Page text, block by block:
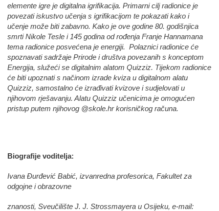
elemente igre je digitalna igrifikacija. Primarni cilj radionice je
povezati iskustvo učenja s igrifikacijom te pokazati kako i
učenje može biti zabavno. Kako je ove godine 80. godišnjica
smrti Nikole Tesle i 145 godina od rođenja Franje Hannamana
tema radionice posvećena je energiji. Polaznici radionice će
spoznavati sadržaje Prirode i društva povezanih s konceptom
Energija, služeći se digitalnim alatom Quizziz. Tijekom radionice
će biti upoznati s načinom izrade kviza u digitalnom alatu
Quizziz, samostalno će izrađivati kvizove i sudjelovati u
njihovom rješavanju. Alatu Quizziz učenicima je omogućen
pristup putem njihovog @skole.hr korisničkog računa.
Biografije voditelja:
Ivana Đurđević Babić, izvanredna profesorica, Fakultet za
odgojne i obrazovne
znanosti, Sveučilište J. J. Strossmayera u Osijeku, e-mail: